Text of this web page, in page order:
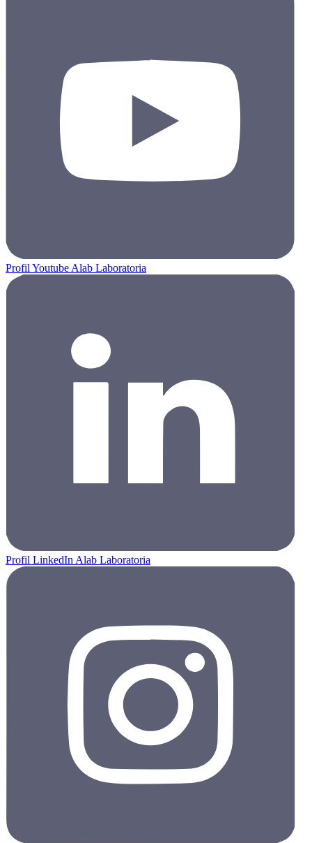
Profil Youtube Alab Laboratoria
Profil LinkedIn Alab Laboratoria